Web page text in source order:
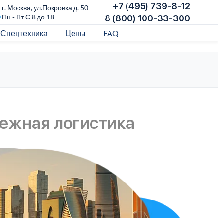
г. Москва, ул.Покровка д. 50
Пн - Пт С 8 до 18
+7 (495) 739-8-12
8 (800) 100-33-300
Спецтехника Цены FAQ
логистика